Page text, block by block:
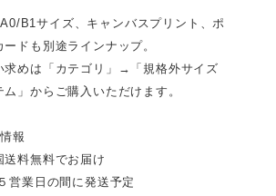
B1サイズ、キャンバスプリント、ポ
ードも別途ラインナップ。
求めは「カテゴリ」→「規格外サイズ
ム」からご購入いただけます。
報
送料無料でお届け
営業日の間に発送予定